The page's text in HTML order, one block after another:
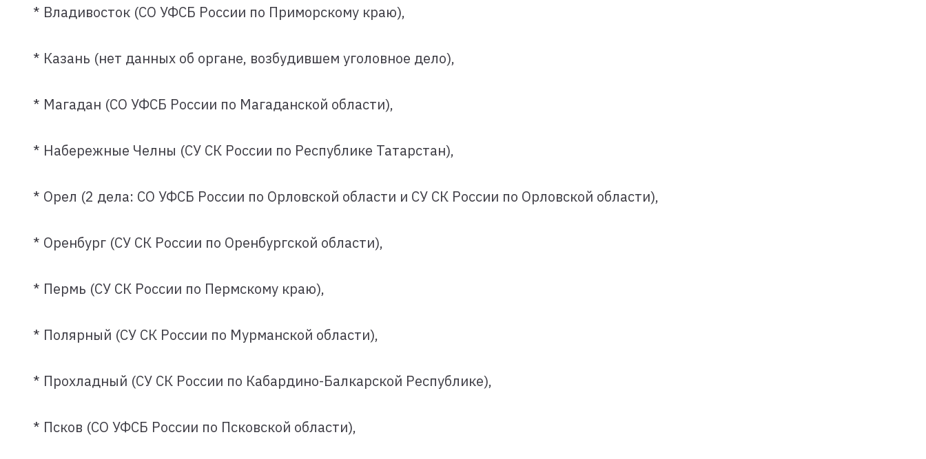
* Владивосток (СО УФСБ России по Приморскому краю),
* Казань (нет данных об органе, возбудившем уголовное дело),
* Магадан (СО УФСБ России по Магаданской области),
* Набережные Челны (СУ СК России по Республике Татарстан),
* Орел (2 дела: СО УФСБ России по Орловской области и СУ СК России по Орловской области),
* Оренбург (СУ СК России по Оренбургской области),
* Пермь (СУ СК России по Пермскому краю),
* Полярный (СУ СК России по Мурманской области),
* Прохладный (СУ СК России по Кабардино-Балкарской Республике),
* Псков (СО УФСБ России по Псковской области),